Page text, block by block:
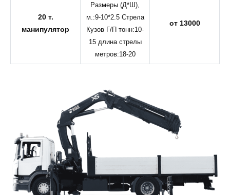
20 т.
манипулятор
Размеры (Д*Ш),
м.:9-10*2.5 Стрела
Кузов Г/П тонн:10-
15 длина стрелы
метров:18-20
от 13000